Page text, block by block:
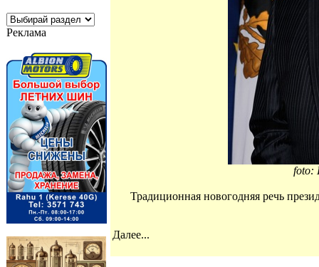
Реклама
foto:
Традиционная новогодняя речь
Далее...